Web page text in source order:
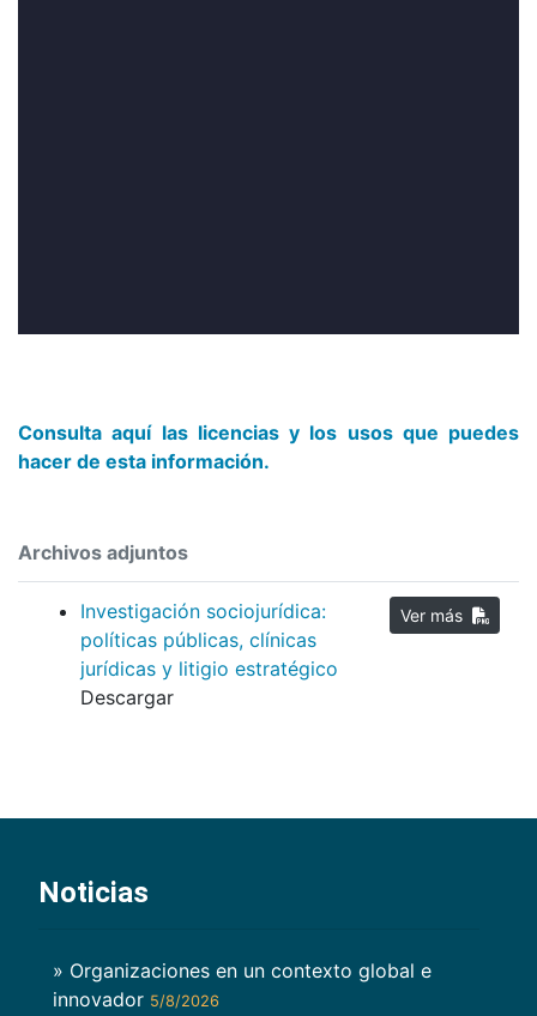
Consulta aquí las licencias y los usos que puedes
hacer de esta información.
Archivos adjuntos
Investigación sociojurídica:
políticas públicas, clínicas
jurídicas y litigio estratégico
Descargar
Noticias
» Organizaciones en un contexto global e
innovador 5/8/2026